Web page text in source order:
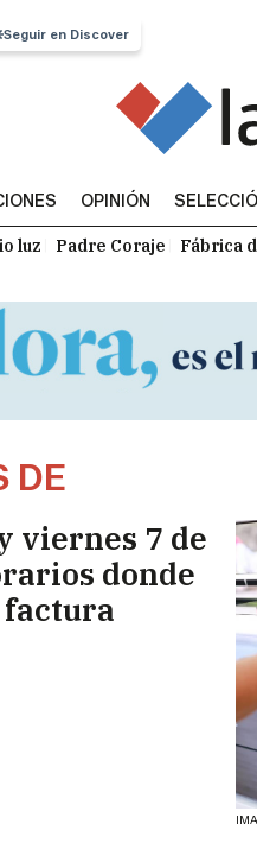
Seguir en Discover
OPINIÓN
luz Padre Coraje Fábrica
DE
viernes 7 de
donde